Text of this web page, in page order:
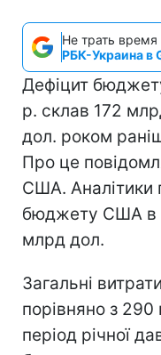
Не трать
РБК-Украина в
Дефіцит
р. склав 172
дол. роком
Про це
США. Аналітики
бюджету США в
млрд дол.
Загальні
порівняно з
період річної